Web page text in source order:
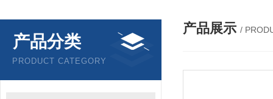
产品分类
PRODUCT CATEGORY
产品展示 /